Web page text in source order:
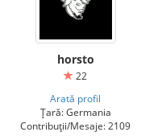
horsto
22
Arată profil
Țară: Germania
Contribuții/Mesaje: 2109